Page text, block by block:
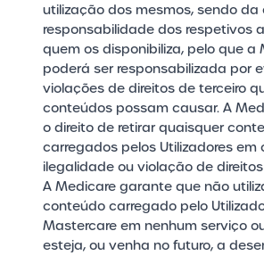
utilização dos mesmos, sendo da
responsabilidade dos respetivos
quem os disponibiliza, pelo que a
poderá ser responsabilizada por
violações de direitos de terceiro
conteúdos possam causar. A
o direito de retirar quaisquer
carregados pelos Utilizadores em
ilegalidade ou violação de
A Medicare garante que não
conteúdo carregado pelo
Mastercare em nenhum serviço
esteja, ou venha no futuro, a